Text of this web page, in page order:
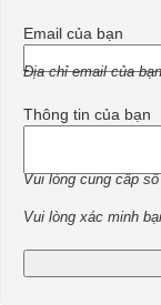
Email của bạn
Địa chỉ email của bạn
Thông tin của bạn
Vui lòng cung cấp
Vui lòng xác minh